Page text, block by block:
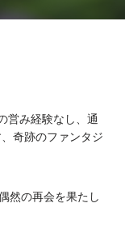
営み経験なし、通
奇跡のファンタジ
然の再会を果たし